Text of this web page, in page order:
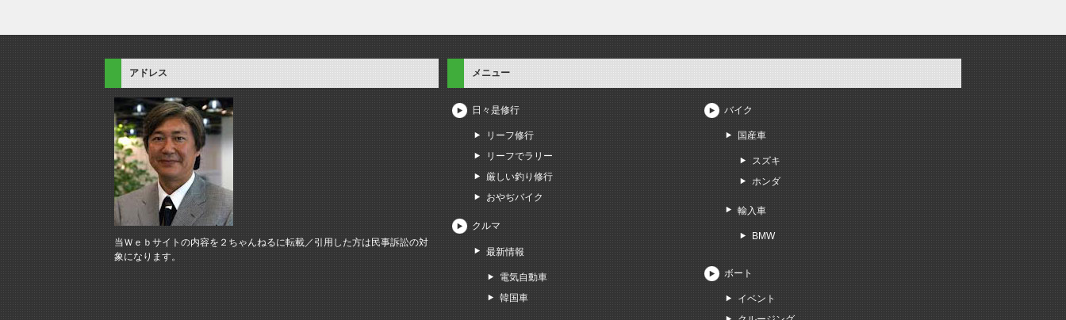
アドレス
当Ｗｅｂサイトの内容を２ちゃんねるに転載／引用した方は民事訴訟の対
象になります。
メニュー
日々是修行
リーフ修行
リーフでラリー
厳しい釣り修行
おやぢバイク
クルマ
最新情報
電気自動車
韓国車
バイク
国産車
スズキ
ホンダ
輸入車
BMW
ボート
イベント